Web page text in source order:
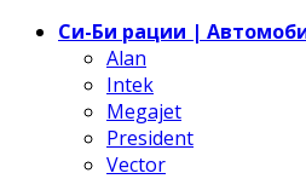
Си-Би рации |
Alan
Intek
Megajet
President
Vector